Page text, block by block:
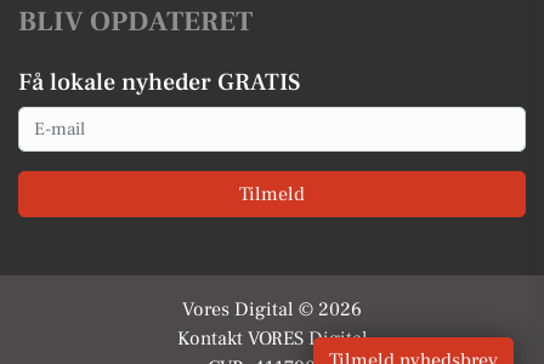
BLIV OPDATERET
Få lokale nyheder GRATIS
Email
Tilmeld
Vores Digital © 2026
Kontakt VORES Digital